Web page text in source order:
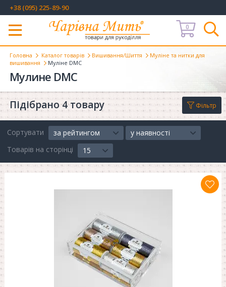
+38 (095) 225-89-90
Меню
0
Головна Каталог товарів Вишивання/Шиття
Муліне та нитки для
вишивання
Муліне DMC
Мулине DMC
Підібрано 4 товару
Сортувати за рейтингом
у наявності
Товарів на сторінці
15
Фільтр